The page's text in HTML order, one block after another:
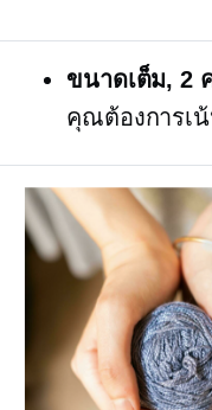
ขนาดเต็ม, 2
คุณต้องการเ